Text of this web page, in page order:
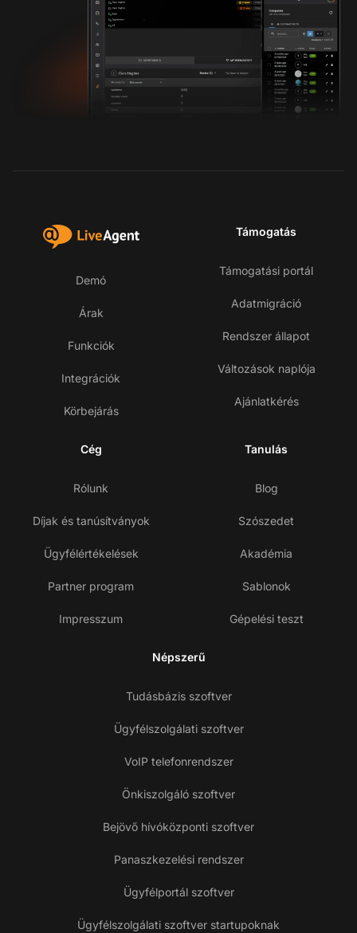
Demó
Árak
Funkciók
Integrációk
Körbejárás
Támogatás
Támogatási portál
Adatmigráció
Rendszer állapot
Változások naplója
Ajánlatkérés
Cég
Rólunk
Díjak és tanúsítványok
Ügyfélértékelések
Partner program
Impresszum
Tanulás
Blog
Szószedet
Akadémia
Sablonok
Gépelési teszt
Népszerű
Tudásbázis szoftver
Ügyfélszolgálati szoftver
VoIP telefonrendszer
Önkiszolgáló szoftver
Bejövő hívóközponti szoftver
Panaszkezelési rendszer
Ügyfélportál szoftver
Ügyfélszolgálati szoftver startupoknak